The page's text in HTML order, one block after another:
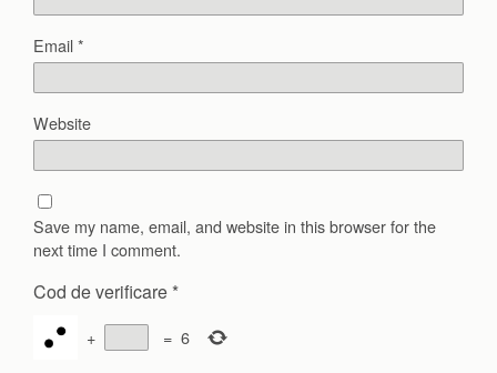
Email*
Website
Save my name, email, and website in this browser for the
next time I comment.
Cod de verificare *
+ = 6